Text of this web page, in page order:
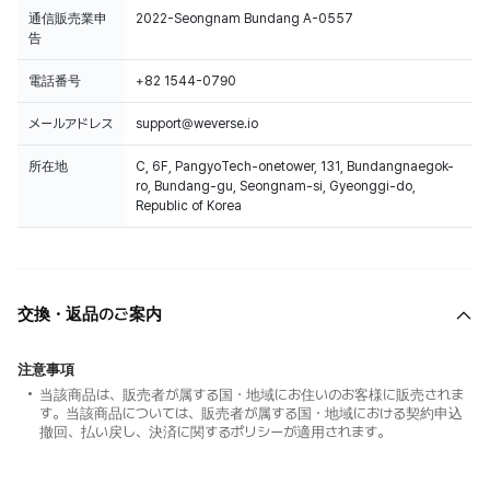
通信販売業申
告
2022-Seongnam Bundang A-0557
電話番号 +82 1544-0790
メールアドレス support@weverse.io
所在地
C, 6F, PangyoTech-onetower, 131, Bundangnaegok-
ro, Bundang-gu, Seongnam-si, Gyeonggi-do,
Republic of Korea
交換・返品のご案内
注意事項
当該商品は、販売者が属する国・地域にお住いのお客様に販売されま
す。当該商品については、販売者が属する国・地域における契約申込
撤回、払い戻し、決済に関するポリシーが適用されます。